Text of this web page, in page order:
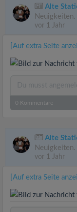
Alte
Neuigkeiten.
vor 1 Jahr
[Auf extra Seite
0 Kommentare
Alte
Neuigkeiten.
vor 1 Jahr
[Auf extra Seite